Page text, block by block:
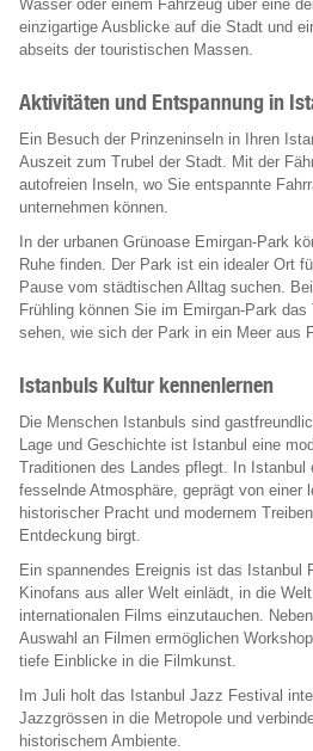
Wasser oder einem Fahrzeug über eine
einzigartige Ausblicke auf die Stadt und
abseits der touristischen Massen.
Aktivitäten und Entspannung in
Ein Besuch der Prinzeninseln in Ihren
Auszeit zum Trubel der Stadt. Mit der
autofreien Inseln, wo Sie entspannte
unternehmen können.
In der urbanen Grünoase Emirgan-Park
Ruhe finden. Der Park ist ein idealer Ort
Pause vom städtischen Alltag suchen.
Frühling können Sie im Emirgan-Park
sehen, wie sich der Park in ein Meer aus
Istanbuls Kultur kennenlernen
Die Menschen Istanbuls sind
Lage und Geschichte ist Istanbul eine
Traditionen des Landes pflegt. In Istanbul
fesselnde Atmosphäre, geprägt von einer
historischer Pracht und modernem
Entdeckung birgt.
Ein spannendes Ereignis ist das Istanbul
Kinofans aus aller Welt einlädt, in die
internationalen Films einzutauchen.
Auswahl an Filmen ermöglichen
tiefe Einblicke in die Filmkunst.
Im Juli holt das Istanbul Jazz Festival
Jazzgrössen in die Metropole und
historischem Ambiente.